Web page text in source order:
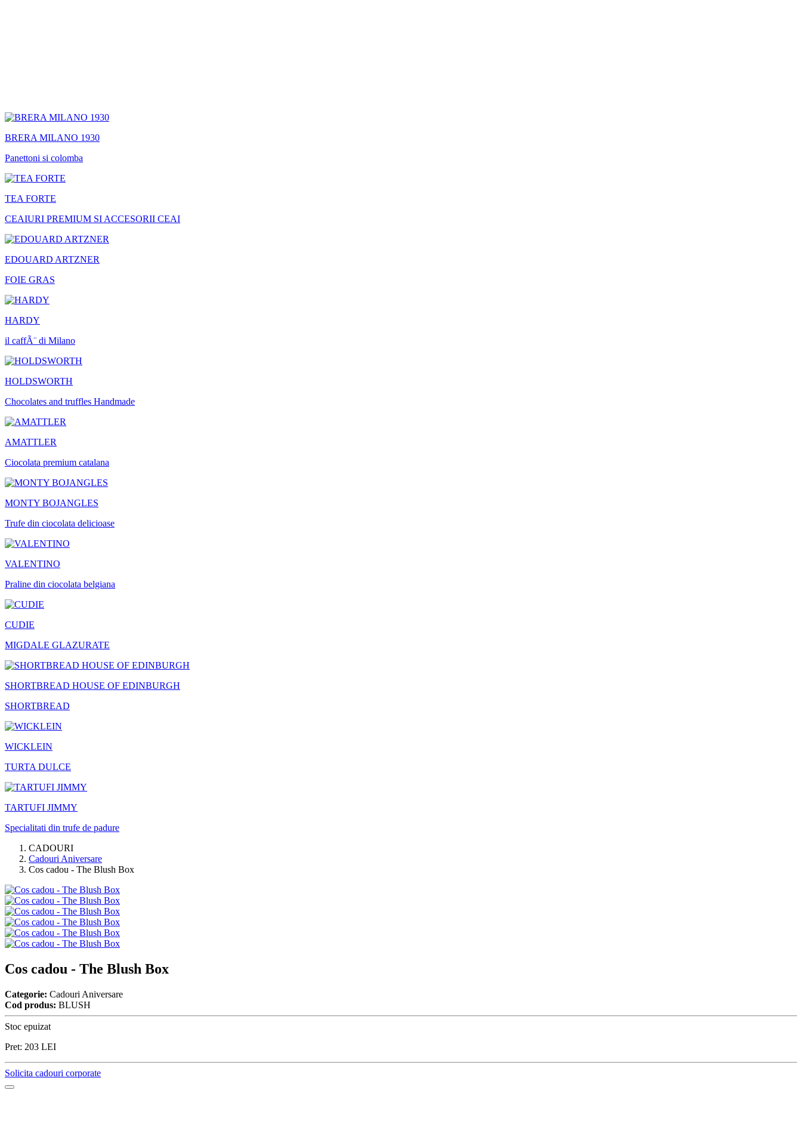
BRERA MILANO 1930
Panettoni si colomba
TEA FORTE
CEAIURI PREMIUM SI ACCESORII CEAI
EDOUARD ARTZNER
FOIE GRAS
HARDY
il caffÃ¨ di Milano
HOLDSWORTH
Chocolates and truffles Handmade
AMATTLER
Ciocolata premium catalana
MONTY BOJANGLES
Trufe din ciocolata delicioase
VALENTINO
Praline din ciocolata belgiana
CUDIE
MIGDALE GLAZURATE
SHORTBREAD HOUSE OF EDINBURGH
SHORTBREAD
WICKLEIN
TURTA DULCE
TARTUFI JIMMY
Specialitati din trufe de padure
CADOURI
Cadouri Aniversare
Cos cadou - The Blush Box
Cos cadou - The Blush Box
Categorie: Cadouri Aniversare
Cod produs: BLUSH
Stoc epuizat
Pret: 203 LEI
Solicita cadouri corporate